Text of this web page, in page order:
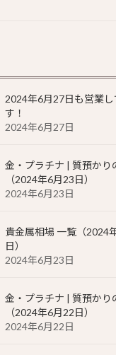
2024年6月27日も営業し
す！
2024年6月27日
金・プラチナ | 質預かり
（2024年6月23日）
2024年6月23日
貴金属相場 一覧（2024
日）
2024年6月23日
金・プラチナ | 質預かり
（2024年6月22日）
2024年6月22日